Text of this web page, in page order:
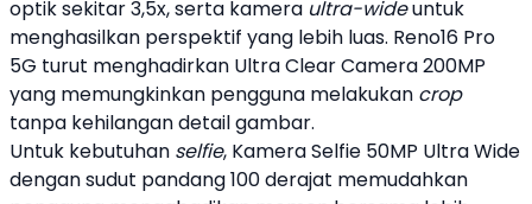
optik sekitar 3,5x, serta kamera ultra-wideuntuk
menghasilkan perspektif yang lebih luas. Reno16 Pro
5G turut menghadirkan Ultra Clear Camera 200MP
yang memungkinkan pengguna melakukan crop
tanpa kehilangan detail gambar.
Untuk kebutuhan selfie, Kamera Selfie 50MP Ultra Wide
dengan sudut pandang 100 derajat memudahkan